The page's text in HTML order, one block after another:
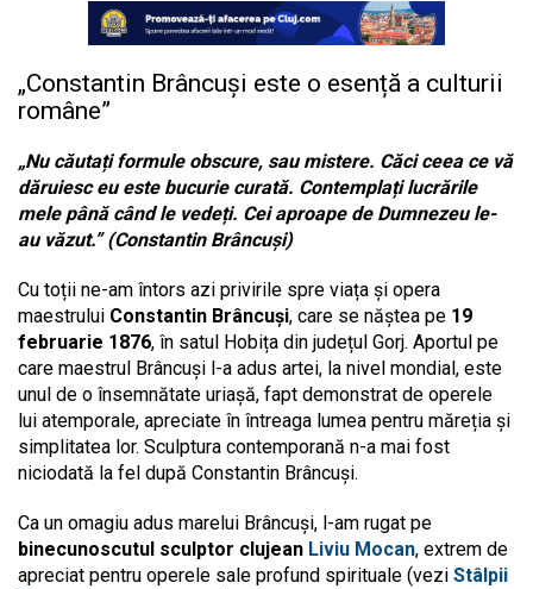
„Constantin Brâncuși este o esență a culturii
române”
„Nu căutați formule obscure, sau mistere. Căci ceea ce vă
dăruiesc eu este bucurie curată. Contemplați lucrările
mele până când le vedeți. Cei aproape de Dumnezeu le-
au văzut.” (Constantin Brâncuși)
Cu toții ne-am întors azi privirile spre viața și opera
maestrului Constantin Brâncuși, care se năștea pe 19
februarie 1876, în satul Hobița din județul Gorj. Aportul pe
care maestrul Brâncuși l-a adus artei, la nivel mondial, este
unul de o însemnătate uriașă, fapt demonstrat de operele
lui atemporale, apreciate în întreaga lumea pentru măreția și
simplitatea lor. Sculptura contemporană n-a mai fost
niciodată la fel după Constantin Brâncuși.
Ca un omagiu adus marelui Brâncuși, l-am rugat pe
binecunoscutul sculptor clujean Liviu Mocan, extrem de
apreciat pentru operele sale profund spirituale (vezi Stâlpii